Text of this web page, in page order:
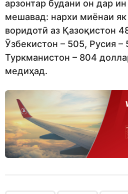
арзонтар будани он дар
мешавад: нархи миёнаи як
воридотӣ аз Қазоқистон
Ӯзбекистон – 505, Русия –
Туркманистон – 804
медиҳад.